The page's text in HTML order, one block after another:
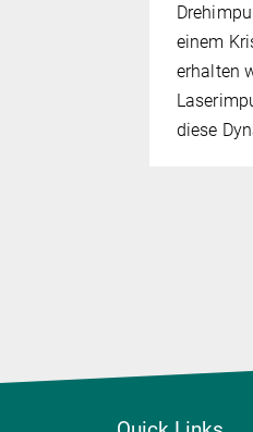
einem
erhalten
diese